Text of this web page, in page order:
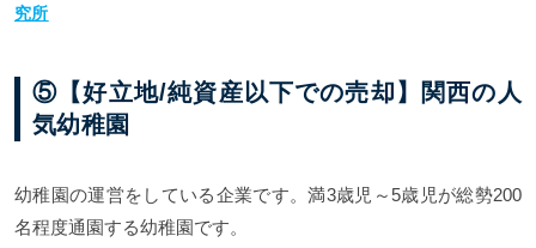
究所
⑤【好立地/純資産以下での売却】関西の人
気幼稚園
幼稚園の運営をしている企業です。満3歳児～5歳児が総勢200
名程度通園する幼稚園です。